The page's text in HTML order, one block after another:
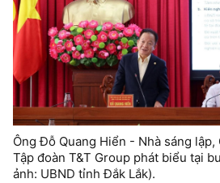
Ông Đỗ Quang Hiển - Nhà sáng
Tập đoàn T&T Group phát biểu tại
ảnh: UBND tỉnh Đắk Lắk).